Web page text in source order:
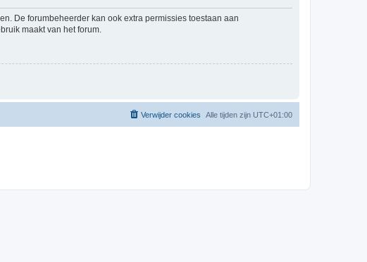
De forumbeheerder kan ook extra permissies toestaan aan
maakt van het forum.
Alle tijden zijn UTC+01:00
Verwijder cookies